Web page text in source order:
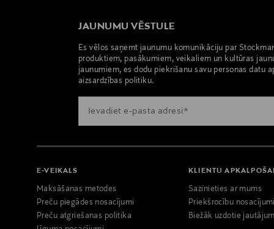
JAUNUMU VĒSTULE
Es vēlos saņemt jaunumu komunikāciju par
produktiem, pasākumiem, veikaliem un kultūras
jaunumiem, es dodu piekrišanu savu personas datu
aizsardzības politiku.
E-VEIKALS
Maksāšanas metodes
Preču piegādes nosacījumi
Preču atgriešanas politika
KLIENTU
Sazinieties ar mums
Priekšrocību nosacījumi
Biežāk uzdotie